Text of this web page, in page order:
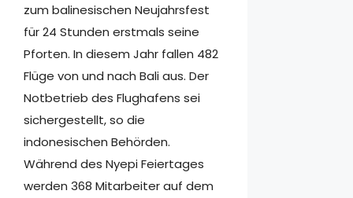
zum balinesischen Neujahrsfest
für 24 Stunden erstmals seine
Pforten. In diesem Jahr fallen 482
Flüge von und nach Bali aus. Der
Notbetrieb des Flughafens sei
sichergestellt, so die
indonesischen Behörden.
Während des Nyepi Feiertages
werden 368 Mitarbeiter auf dem